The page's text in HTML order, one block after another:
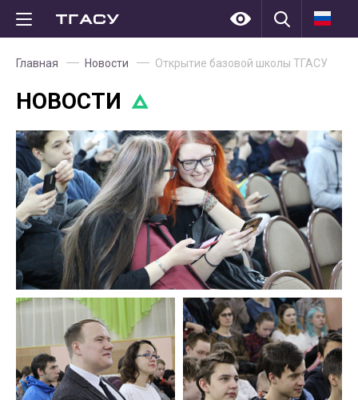
Главная Новости Открытие базовой школы ТГАСУ
НОВОСТИ